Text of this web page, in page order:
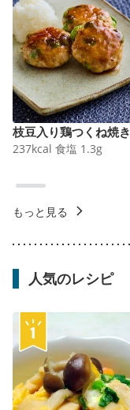
枝豆入り鶏つくね焼き
237kcal 食塩 1.3g
もっと見る
人気のレシピ